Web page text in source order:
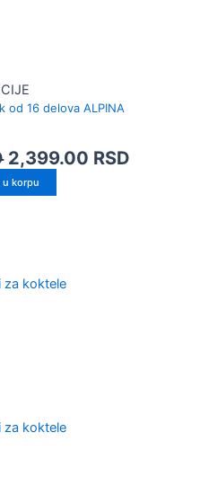
od 16 delova ALPINA
2,399.00 RSD
u korpu